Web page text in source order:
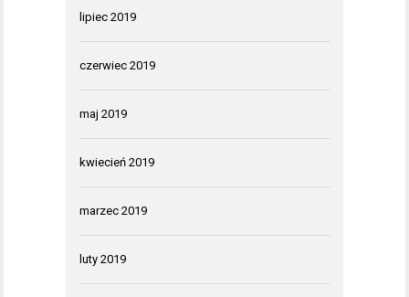
lipiec 2019
czerwiec 2019
maj 2019
kwiecień 2019
marzec 2019
luty 2019